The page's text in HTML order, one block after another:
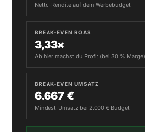
Netto-Rendite auf dein Werbebudget
BREAK-EVEN ROAS
3,33×
Ab hier machst du Profit (bei 30 % Marge)
BREAK-EVEN UMSATZ
6.667 €
Mindest-Umsatz bei 2.000 € Budget